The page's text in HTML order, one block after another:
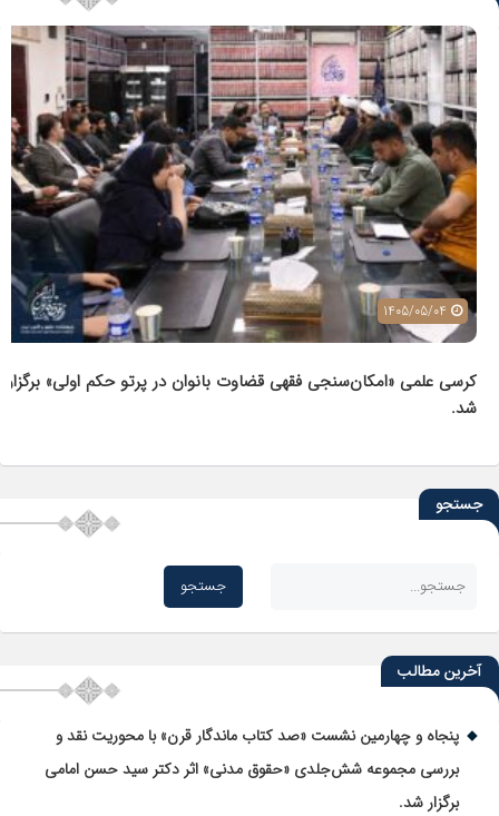
کرسی علمی «امکان‌سنجی فقهی قضاوت بانوان در پرتو حکم اولی» برگزار
شد.
جستجو
آخرین مطالب
پنجاه و چهارمین نشست «صد کتاب ماندگار قرن» با محوریت نقد و
بررسی مجموعه شش‌جلدی «حقوق مدنی» اثر دکتر سید حسن امامی
برگزار شد.